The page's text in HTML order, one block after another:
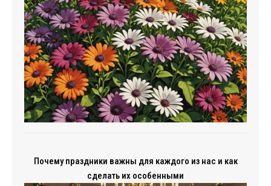
Почему праздники важны для каждого из нас и как
сделать их особенными